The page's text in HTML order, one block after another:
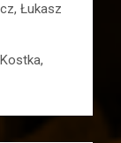
Łukasz